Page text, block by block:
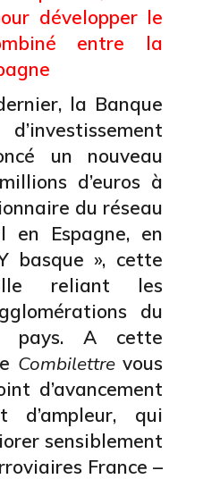
développer le
entre la
la Banque
un nouveau
d’euros à
du réseau
en Espagne, en
basque », cette
reliant les
du
pays. A cette
Combilettrevous
d’avancement
qui
sensiblement
France –